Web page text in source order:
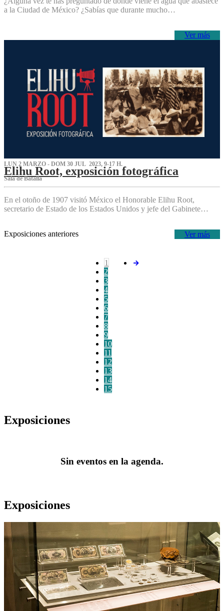
a la Ciudad de México? ¿Sabías que durante mucho…
Ver más
LUN 2 MARZO - DOM 30 JUL 2023, 9-17 H.
Elihu Root, exposición fotográfica
Sala de Batalla
En el otoño de 1907 visitó México el Honorable Elihu Root,
secretario de Estado de los Estados Unidos y jefe del Gabinete…
Ver más
Exposiciones anteriores
1
2
3
4
5
6
7
8
9
10
11
12
13
14
15
Exposiciones
Sin eventos en la agenda.
Exposiciones